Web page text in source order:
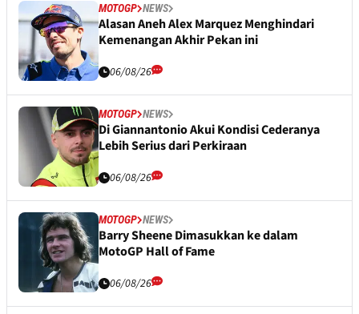
MOTOGP NEWS
Alasan Aneh Alex Marquez Menghindari
Kemenangan Akhir Pekan ini
06/08/26
MOTOGP NEWS
Di Giannantonio Akui Kondisi Cederanya
Lebih Serius dari Perkiraan
06/08/26
MOTOGP NEWS
Barry Sheene Dimasukkan ke dalam
MotoGP Hall of Fame
06/08/26